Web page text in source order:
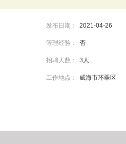
发布日期： 2021-04-26
管理经验： 否
招聘人数： 3人
工作地点： 威海市环翠区